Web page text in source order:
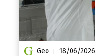
Geo | 18/06/2026